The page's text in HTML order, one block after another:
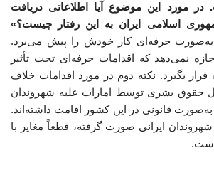
در مورد این موضوع آیا اطلاعاتی دریافت
اسلامی ایران به این رفتار چیست؟»
به‌صورت حرفه‌ای کار خودش را پیش می‌برد.
نمی‌دهد که اقدامات حرفه‌ای تحت تأثیر
قرار بگیرد. نکته دوم در مورد اقدامات خلاف
حقوق بشری توسط امارات علیه شهروندان
قانونی در این کشور اقامت داشته‌اند.
ایرانی صورت گرفته، قطعاً مغایر با